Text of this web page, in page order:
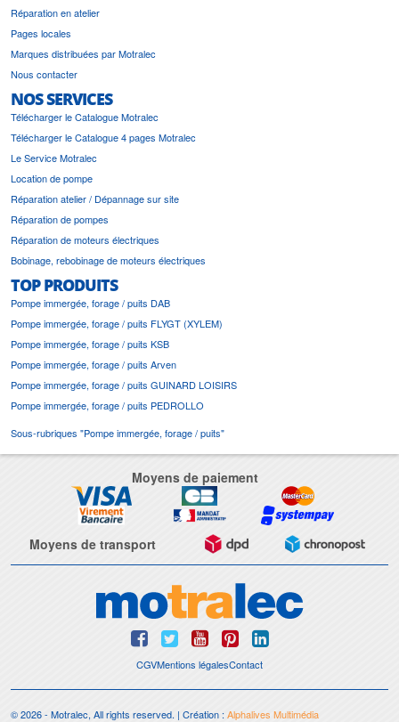
Réparation en atelier
Pages locales
Marques distribuées par Motralec
Nous contacter
NOS SERVICES
Télécharger le Catalogue Motralec
Télécharger le Catalogue 4 pages Motralec
Le Service Motralec
Location de pompe
Réparation atelier / Dépannage sur site
Réparation de pompes
Réparation de moteurs électriques
Bobinage, rebobinage de moteurs électriques
TOP PRODUITS
Pompe immergée, forage / puits DAB
Pompe immergée, forage / puits FLYGT (XYLEM)
Pompe immergée, forage / puits KSB
Pompe immergée, forage / puits Arven
Pompe immergée, forage / puits GUINARD LOISIRS
Pompe immergée, forage / puits PEDROLLO
Sous-rubriques "Pompe immergée, forage / puits"
Moyens de paiement
Moyens de transport
CGVMentions légalesContact
© 2026 - Motralec, All rights reserved. | Création :Alphalives Multimédia